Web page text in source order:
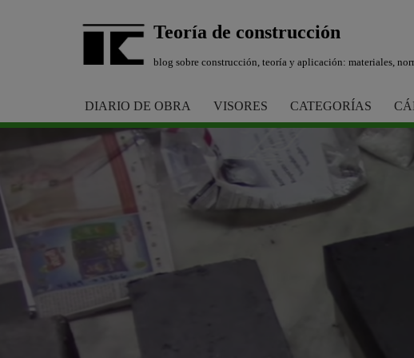
Teoría de construcción
blog sobre construcción, teoría y aplicación: materiales,
DIARIO DE OBRA VISORES CATEGORÍAS